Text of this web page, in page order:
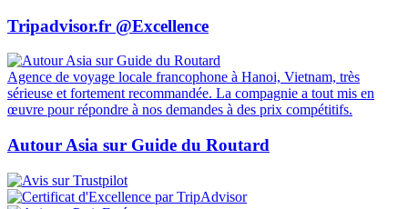
Tripadvisor.fr @Excellence
Agence de voyage locale francophone à Hanoi, Vietnam, très
sérieuse et fortement recommandée. La compagnie a tout mis en
œuvre pour répondre à nos demandes à des prix compétitifs.
Autour Asia sur Guide du Routard